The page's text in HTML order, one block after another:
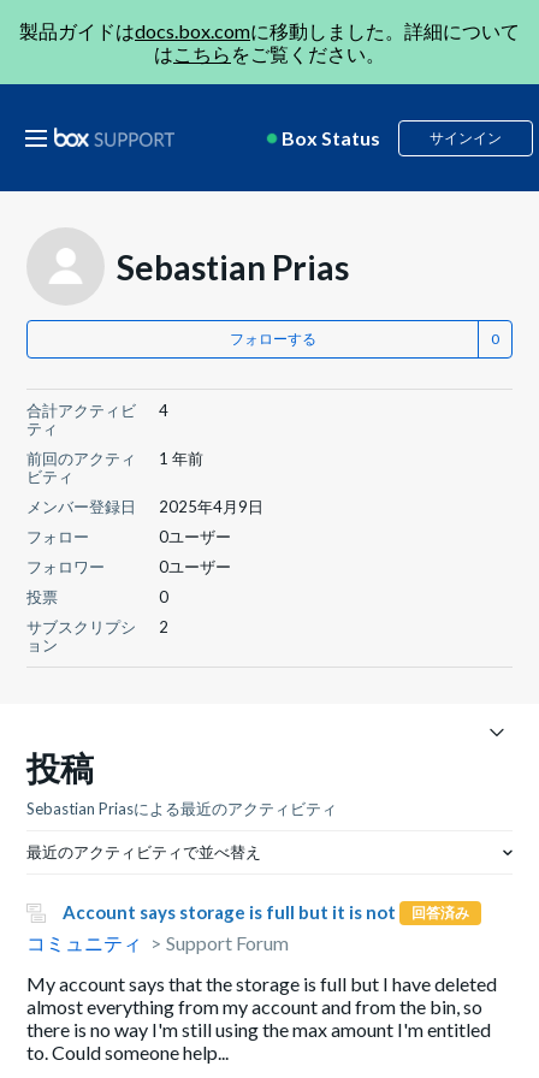
製品ガイドはdocs.box.comに移動しました。詳細について
はこちら をご覧ください。
Box Status サインイン
Sebastian Prias
フォローする
合計アクティビ
ティ
4
前回のアクティ
ビティ
1 年前
メンバー登録日
2025年4月9日
フォロー
0ユーザー
フォロワー
0ユーザー
投票
0
サブスクリプシ
ョン
2
投稿
Sebastian Priasによる最近のアクティビティ
最近のアクティビティで並べ替え
Account says storage is full but it is not 回答済み
コミュニティ
Support Forum
My account says that the storage is full but I have deleted
almost everything from my account and from the bin, so
there is no way I'm still using the max amount I'm entitled
to. Could someone help...